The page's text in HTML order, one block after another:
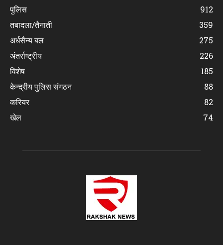
पुलिस
912
तबादला/तैनाती
359
अर्धसैन्य बल
275
अंतर्राष्ट्रीय
226
विशेष
185
केन्द्रीय पुलिस संगठन
88
करियर
82
खेल
74